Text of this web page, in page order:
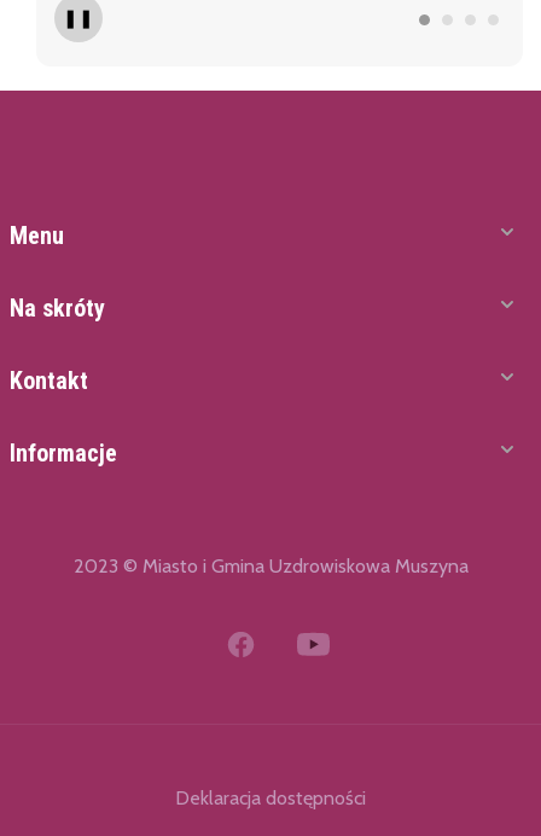
❚❚
Menu
Na skróty
Kontakt
Informacje
2023 © Miasto i Gmina Uzdrowiskowa Muszyna
Deklaracja dostępności